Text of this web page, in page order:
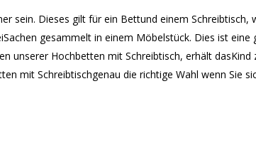
sein. Dieses gilt für ein Bettund einem
gesammelt in einem Möbelstück. Dies ist
unserer Hochbetten mit Schreibtisch, erhält
mit Schreibtischgenau die richtige Wahl wenn Sie